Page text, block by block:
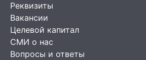
Реквизиты
Вакансии
Целевой капитал
СМИ о нас
Вопросы и ответы